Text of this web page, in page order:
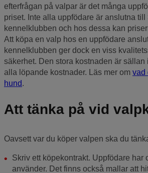
efterfrågan på valpar är det många
priset. Inte alla uppfödare är anslutna till
kennelklubben och hos dessa kan
Att köpa en valp hos en uppfödare
kennelklubben ger dock en viss
säkerhet. Den stora kostnaden är sällan
alla löpande kostnader. Läs mer om vad
hund.
Att tänka på vid
Oavsett var du köper valpen ska du
Skriv ett köpekontrakt. Uppfödare har
använder. Det finns också mallar att